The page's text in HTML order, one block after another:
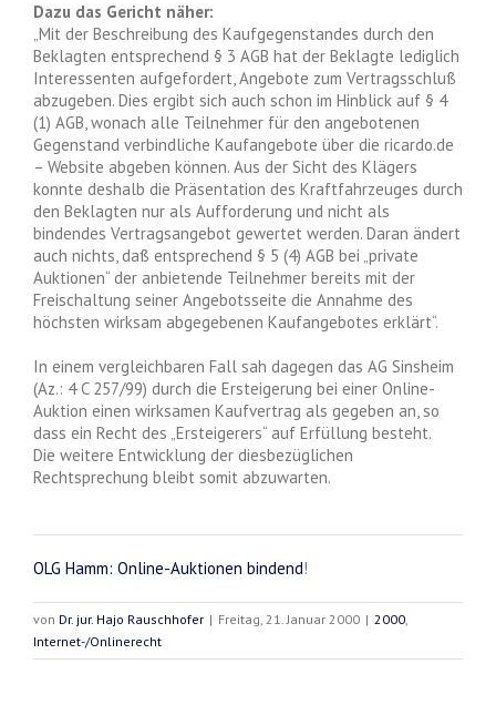
Dazu das Gericht näher:
„Mit der Beschreibung des Kaufgegenstandes durch den
Beklagten entsprechend § 3 AGB hat der Beklagte lediglich
Interessenten aufgefordert, Angebote zum Vertragsschluß
abzugeben. Dies ergibt sich auch schon im Hinblick auf § 4
(1) AGB, wonach alle Teilnehmer für den angebotenen
Gegenstand verbindliche Kaufangebote über die ricardo.de
– Website abgeben können. Aus der Sicht des Klägers
konnte deshalb die Präsentation des Kraftfahrzeuges durch
den Beklagten nur als Aufforderung und nicht als
bindendes Vertragsangebot gewertet werden. Daran ändert
auch nichts, daß entsprechend § 5 (4) AGB bei „private
Auktionen“ der anbietende Teilnehmer bereits mit der
Freischaltung seiner Angebotsseite die Annahme des
höchsten wirksam abgegebenen Kaufangebotes erklärt“.
In einem vergleichbaren Fall sah dagegen das AG Sinsheim
(Az.: 4 C 257/99) durch die Ersteigerung bei einer Online-
Auktion einen wirksamen Kaufvertrag als gegeben an, so
dass ein Recht des „Ersteigerers“ auf Erfüllung besteht.
Die weitere Entwicklung der diesbezüglichen
Rechtsprechung bleibt somit abzuwarten.
OLG Hamm: Online-Auktionen bindend!
von Dr. jur. Hajo Rauschhofer | Freitag, 21. Januar 2000 | 2000,
Internet-/Onlinerecht